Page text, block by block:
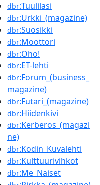
dbr:Tuulilasi
dbr:Urkki_(magazine)
dbr:Suosikki
dbr:Moottori
dbr:Oho!
dbr:ET-lehti
dbr:Forum_(business_
magazine)
dbr:Futari_(magazine)
dbr:Hiidenkivi
dbr:Kerberos_(magazi
ne)
dbr:Kodin_Kuvalehti
dbr:Kulttuurivihkot
dbr:Me_Naiset